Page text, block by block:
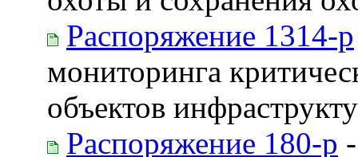
Распоряжение 1314-р
мониторинга
объектов
Распоряжение 180-р